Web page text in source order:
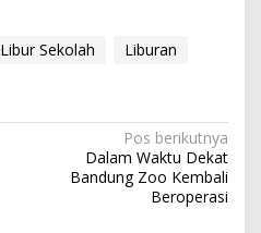
Libur Sekolah
Liburan
Pos berikutnya
Dalam Waktu Dekat
Bandung Zoo Kembali
Beroperasi